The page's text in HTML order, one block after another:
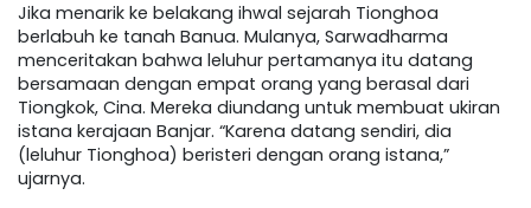
Jika menarik ke belakang ihwal sejarah Tionghoa
berlabuh ke tanah Banua. Mulanya, Sarwadharma
menceritakan bahwa leluhur pertamanya itu datang
bersamaan dengan empat orang yang berasal dari
Tiongkok, Cina. Mereka diundang untuk membuat ukiran
istana kerajaan Banjar. “Karena datang sendiri, dia
(leluhur Tionghoa) beristeri dengan orang istana,”
ujarnya.